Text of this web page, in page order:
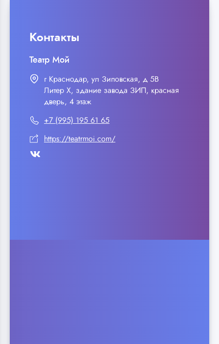
Контакты
Театр Мой
г Краснодар, ул Зиповская, д 5В
Литер Х, здание завода ЗИП, красная
дверь, 4 этаж
+7 (995) 195 61 65
https://teatrmoi.com/